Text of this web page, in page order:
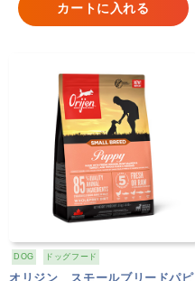
カートに入れる
DOG ドッグフード
オリジン スモールブリードパピ